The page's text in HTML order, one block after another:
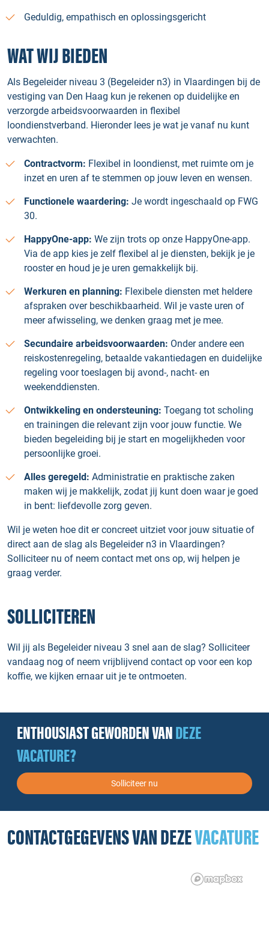
Geduldig, empathisch en oplossingsgericht
WAT WIJ BIEDEN
Als Begeleider niveau 3 (Begeleider n3) in Vlaardingen bij de
vestiging van Den Haag kun je rekenen op duidelijke en
verzorgde arbeidsvoorwaarden in flexibel
loondienstverband. Hieronder lees je wat je vanaf nu kunt
verwachten.
Contractvorm: Flexibel in loondienst, met ruimte om je
inzet en uren af te stemmen op jouw leven en wensen.
Functionele waardering: Je wordt ingeschaald op FWG
30.
HappyOne‑app: We zijn trots op onze HappyOne‑app.
Via de app kies je zelf flexibel al je diensten, bekijk je je
rooster en houd je je uren gemakkelijk bij.
Werkuren en planning: Flexibele diensten met heldere
afspraken over beschikbaarheid. Wil je vaste uren of
meer afwisseling, we denken graag met je mee.
Secundaire arbeidsvoorwaarden: Onder andere een
reiskostenregeling, betaalde vakantiedagen en duidelijke
regeling voor toeslagen bij avond-, nacht- en
weekenddiensten.
Ontwikkeling en ondersteuning: Toegang tot scholing
en trainingen die relevant zijn voor jouw functie. We
bieden begeleiding bij je start en mogelijkheden voor
persoonlijke groei.
Alles geregeld: Administratie en praktische zaken
maken wij je makkelijk, zodat jij kunt doen waar je goed
in bent: liefdevolle zorg geven.
Wil je weten hoe dit er concreet uitziet voor jouw situatie of
direct aan de slag als Begeleider n3 in Vlaardingen?
Solliciteer nu of neem contact met ons op, wij helpen je
graag verder.
SOLLICITEREN
Wil jij als Begeleider niveau 3 snel aan de slag? Solliciteer
vandaag nog of neem vrijblijvend contact op voor een kop
koffie, we kijken ernaar uit je te ontmoeten.
ENTHOUSIAST GEWORDEN VANDEZE
VACATURE?
Solliciteer nu
CONTACTGEGEVENS VAN DEZEVACATURE